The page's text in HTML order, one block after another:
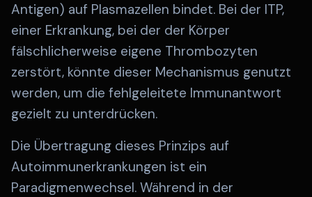
Antigen) auf Plasmazellen bindet. Bei der ITP,
einer Erkrankung, bei der der Körper
fälschlicherweise eigene Thrombozyten
zerstört, könnte dieser Mechanismus genutzt
werden, um die fehlgeleitete Immunantwort
gezielt zu unterdrücken.
Die Übertragung dieses Prinzips auf
Autoimmunerkrankungen ist ein
Paradigmenwechsel. Während in der